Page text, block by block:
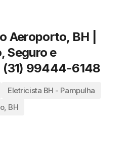
Aeroporto, BH |
Seguro e
(31) 99444-6148
Eletricista BH - Pampulha
BH